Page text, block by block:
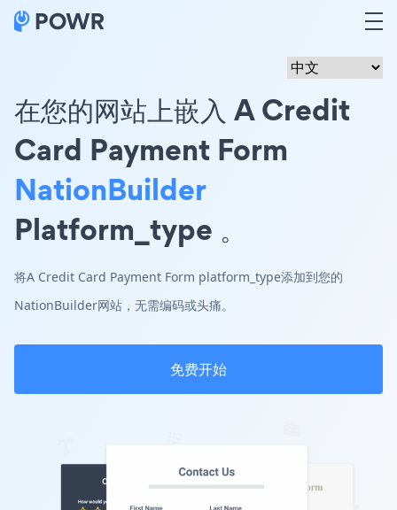
在您的网站上嵌入 A Credit
Card Payment Form
NationBuilder
Platform_type 。
将A Credit Card Payment Form platform_type添加到您的
NationBuilder网站，无需编码或头痛。
免费开始